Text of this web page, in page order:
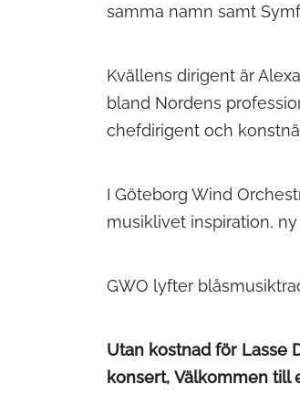
samma namn samt
Kvällens dirigent är
bland Nordens
chefdirigent och
I Göteborg Wind
musiklivet inspiration,
GWO lyfter
Utan kostnad för Lasse
konsert, Välkommen till